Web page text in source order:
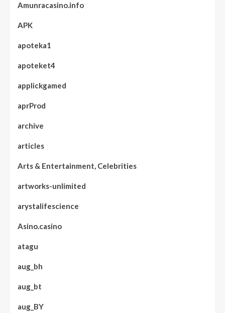
Amunracasino.info
APK
apoteka1
apoteket4
applickgamed
aprProd
archive
articles
Arts & Entertainment, Celebrities
artworks-unlimited
arystalifescience
Asino.casino
atagu
aug_bh
aug_bt
aug_BY